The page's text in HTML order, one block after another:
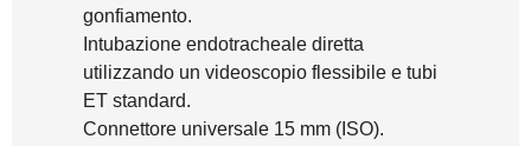
gonfiamento.
Intubazione endotracheale diretta
utilizzando un videoscopio flessibile e tubi
ET standard.
Connettore universale 15 mm (ISO).